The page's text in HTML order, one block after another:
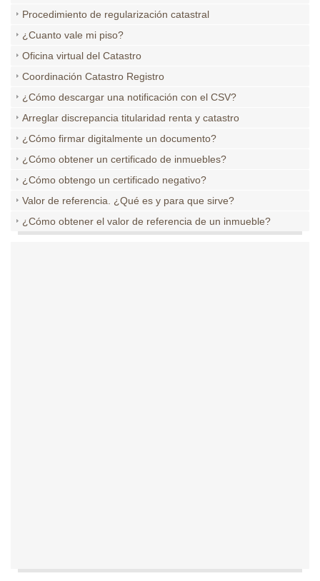
Procedimiento de regularización catastral
¿Cuanto vale mi piso?
Oficina virtual del Catastro
Coordinación Catastro Registro
¿Cómo descargar una notificación con el CSV?
Arreglar discrepancia titularidad renta y catastro
¿Cómo firmar digitalmente un documento?
¿Cómo obtener un certificado de inmuebles?
¿Cómo obtengo un certificado negativo?
Valor de referencia. ¿Qué es y para que sirve?
¿Cómo obtener el valor de referencia de un inmueble?